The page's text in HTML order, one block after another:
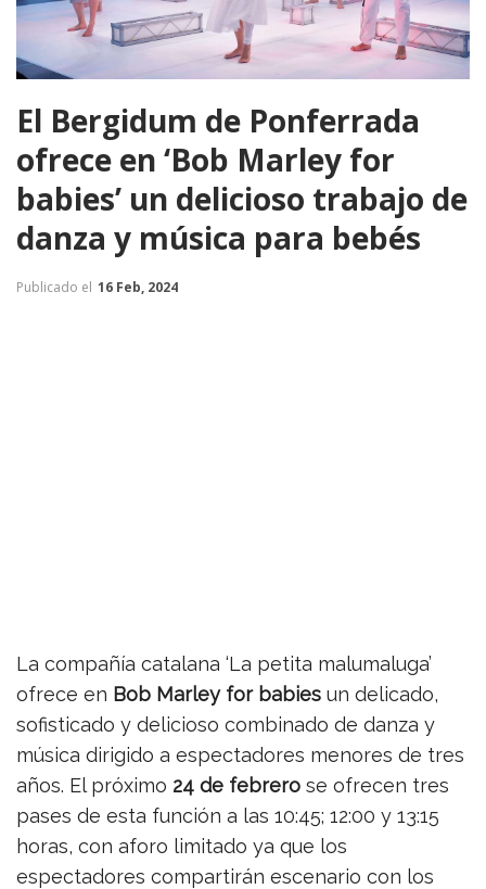
El Bergidum de Ponferrada
ofrece en ‘Bob Marley for
babies’ un delicioso trabajo de
danza y música para bebés
Publicado el 16 Feb, 2024
La compañía catalana ‘La petita malumaluga’
ofrece en Bob Marley for babies un delicado,
sofisticado y delicioso combinado de danza y
música dirigido a espectadores menores de tres
años. El próximo 24 de febrero se ofrecen tres
pases de esta función a las 10:45; 12:00 y 13:15
horas, con aforo limitado ya que los
espectadores compartirán escenario con los